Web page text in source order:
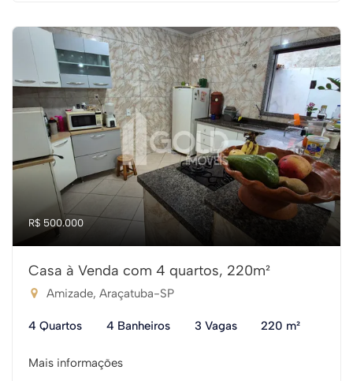
R$ 500.000
Casa à Venda com 4 quartos, 220m²
Amizade, Araçatuba-SP
4 Quartos 4 Banheiros 3 Vagas 220 m²
Mais informações